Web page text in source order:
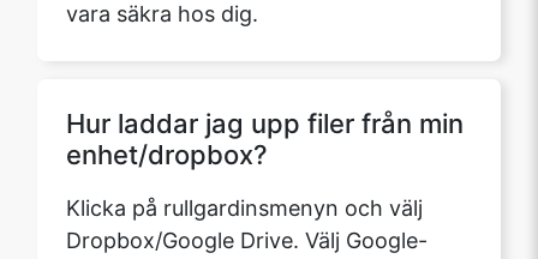
vara säkra hos dig.
Hur laddar jag upp filer från min
enhet/dropbox?
Klicka på rullgardinsmenyn och välj
Dropbox/Google Drive. Välj Google-